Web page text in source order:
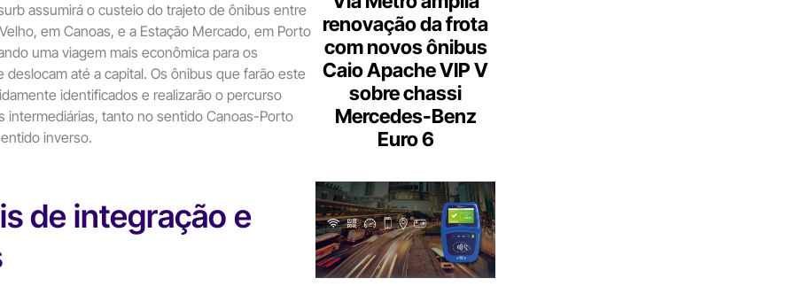
assumirá o custeio do trajeto de ônibus entre
em Canoas, e a Estação Mercado, em Porto
uma viagem mais econômica para os
deslocam até a capital. Os ônibus que farão este
identificados e realizarão o percurso
intermediárias, tanto no sentido Canoas-Porto
inverso.
de integração e
renovação da frota
com novos ônibus
Caio Apache VIP V
sobre chassi
Mercedes-Benz
Euro 6